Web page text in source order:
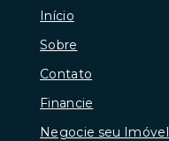
Início
Sobre
Contato
Financie
Negocie seu Imóvel